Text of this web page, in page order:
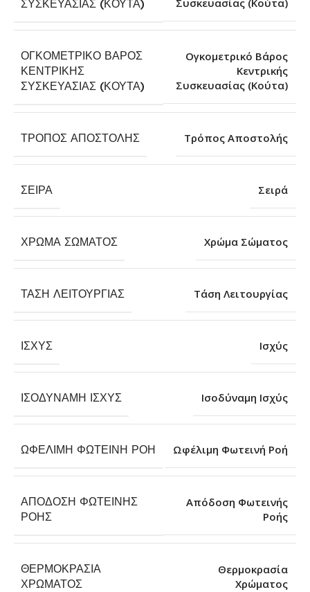
ΣΥΣΚΕΥΑΣΊΑΣ (ΚΟΎΤΑ) Συσκευασίας (Κούτα)
ΟΓΚΟΜΕΤΡΙΚΌ ΒΆΡΟΣ
ΚΕΝΤΡΙΚΉΣ
ΣΥΣΚΕΥΑΣΊΑΣ (ΚΟΎΤΑ)
Ογκομετρικό Βάρος
Κεντρικής
Συσκευασίας (Κούτα)
ΤΡΌΠΟΣ ΑΠΟΣΤΟΛΉΣ Τρόπος Αποστολής
ΣΕΙΡΆ Σειρά
ΧΡΏΜΑ ΣΏΜΑΤΟΣ Χρώμα Σώματος
ΤΆΣΗ ΛΕΙΤΟΥΡΓΊΑΣ Τάση Λειτουργίας
ΙΣΧΎΣ Ισχύς
ΙΣΟΔΎΝΑΜΗ ΙΣΧΎΣ Ισοδύναμη Ισχύς
ΩΦΈΛΙΜΗ ΦΩΤΕΙΝΉ ΡΟΉ Ωφέλιμη Φωτεινή Ροή
ΑΠΌΔΟΣΗ ΦΩΤΕΙΝΉΣ
ΡΟΉΣ
Απόδοση Φωτεινής
Ροής
ΘΕΡΜΟΚΡΑΣΊΑ
ΧΡΏΜΑΤΟΣ
Θερμοκρασία
Χρώματος